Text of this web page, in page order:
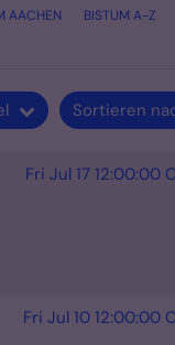
AACHEN BISTUM A-Z
Sortieren
Fri Jul 17 12:00:00
Fri Jul 10 12:00:00